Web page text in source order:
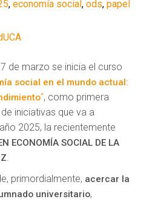
,economía social,ods,papel
de marzo se inicia el curso
social en el mundo actual:
“, como primera
iniciativas que va a
2025, la recientemente
ECONOMÍA SOCIAL DE LA
.
primordialmente, acercar la
universitario,